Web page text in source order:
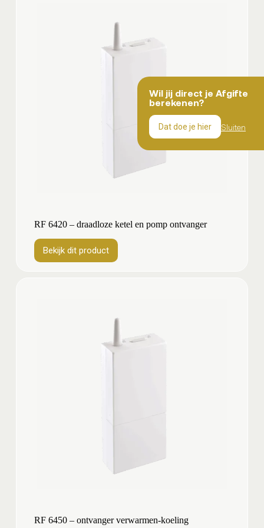
RF 6420 – draadloze ketel en pomp ontvanger
Bekijk dit product
Bekijk
dit
RF 6450 – ontvanger verwarmen-koeling
Wil jij direct je Afgifte
berekenen?
Dat doe je hier Sluiten